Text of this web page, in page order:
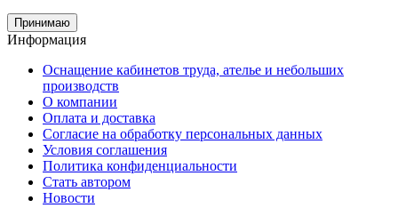
Принимаю
Информация
Оснащение кабинетов труда, ателье и небольших
производств
О компании
Оплата и доставка
Согласие на обработку персональных данных
Условия соглашения
Политика конфиденциальности
Стать автором
Новости